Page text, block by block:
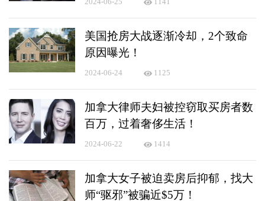
2024-06-25 1141
美国抢房大战逐渐冷却，2个致命
原因曝光！
2024-06-24 1125
加拿大律师夫妇被控窃取买房者数
百万，过着奢侈生活！
2024-06-22 1414
加拿大女子被迫卖房后抑郁，找大
师“驱邪”被骗近$5万！